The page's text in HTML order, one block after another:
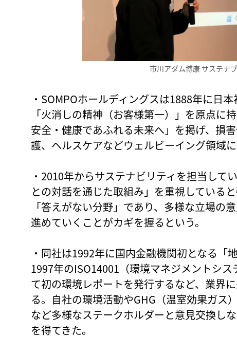
市川アダム博康 サステナ
・SOMPOホールディングスは1888年に日
「火消しの精神（お客様第一）」を原点に
安全・健康であふれる未来へ」を掲げ、損
護、ヘルスケアなどウェルビーイング領域
・2010年からサステナビリティを担当して
との対話を通じた取組み」を重視している
「答えがない分野」であり、多様な立場の
進めていくことがカギを握るという。
・同社は1992年に国内金融機関初となる「
1997年のISO14001（環境マネジメントシ
て初の環境レポートを発行するなど、業界
る。自社の環境活動やGHG（温室効果ガス
など多様なステークホルダーと意見交換し
を得てきた。